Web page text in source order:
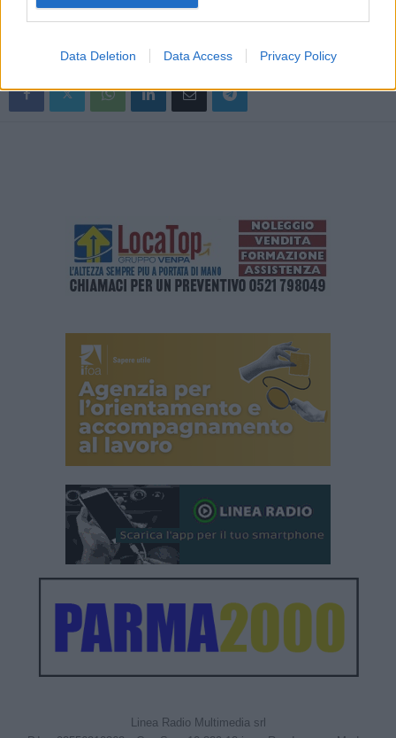
Data Deletion Data Access Privacy Policy
sicurezza: il 37% adotta ancora lo smart working e l’88,4% ha
Linea Radio Multimedia srl